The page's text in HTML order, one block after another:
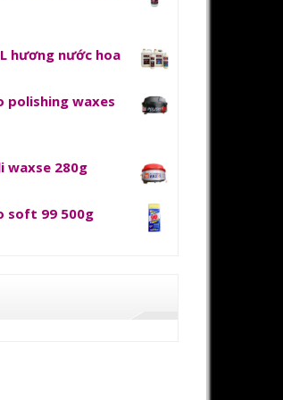
hương nước hoa
polishing waxes
waxse 280g
soft 99 500g